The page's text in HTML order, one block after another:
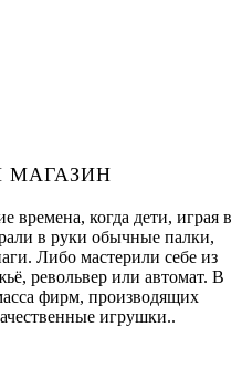
МАГАЗИН
времена, когда дети, играя в
в руки обычные палки,
Либо мастерили себе из
револьвер или автомат. В
фирм, производящих
игрушки..